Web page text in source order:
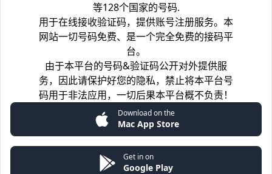
等128个国家的号码.
用于在线接收验证码，提供账号注册服务。本
网站一切号码免费、是一个完全免费的接码平
台。
由于本平台的号码&验证码公开对外提供服
务，因此请保护好您的隐私，禁止将本平台号
码用于非法应用，一切后果本平台概不负责！
Download on the
Mac App Store
Get in on
Google Play